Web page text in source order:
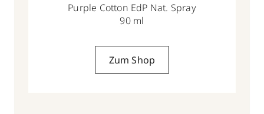
Purple Cotton EdP Nat. Spray
90 ml
Zum Shop